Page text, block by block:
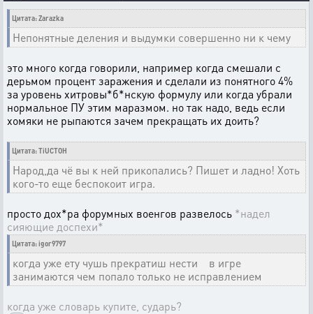
Цитата: Zarazka
Непонятные деления и выдумки совершенно ни к чему
это много когда говорили, например когда смешали с
дерьмом процент заражения и сделали из понятного 4%
за уровень хитровы*б*нскую формулу или когда убрали
нормальное ПУ этим маразмом. но так надо, ведь если
хомяки не рыпаются зачем прекращать их доить?
Цитата: TiUCTOH
Народ,да чё вы к ней прикопались? Пишет и ладно! Хоть
кого-то еще беспокоит игра.
просто дох*ра форумных военгов развелось *надел
сияющие доспехи*
Цитата: igor9797
когда уже ету чушь прекратиш нести в игре
занимаются чем попало только не исправлением
когда уже словарь купите, сударь?